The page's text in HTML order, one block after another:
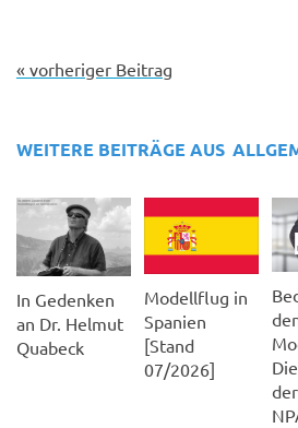
« vorheriger Beitrag
WEITERE BEITRÄGE AUS
In Gedenken
an Dr. Helmut
Quabeck
Modellflug in
Spanien
[Stand
07/2026]